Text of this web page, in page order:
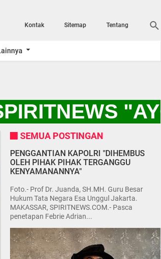
Kontak Sitemap Tentang
"AYO
SEMUA POSTINGAN
PENGGANTIAN KAPOLRI "DIHEMBUS
OLEH PIHAK PIHAK TERGANGGU
KENYAMANANNYA"
Foto.- Prof Dr. Juanda, SH.MH. Guru Besar
Hukum Tata Negara Esa Unggul Jakarta.
MAKASSAR, SPIRITNEWS.COM.- Pasca
penetapan Febrie Adrian...